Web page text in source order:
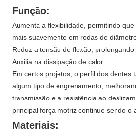
Função:
Aumenta a flexibilidade, permitindo
mais suavemente em rodas de
Reduz a tensão de flexão, prolongando
Auxilia na dissipação de calor.
Em certos projetos, o perfil dos dentes
algum tipo de engrenamento,
transmissão e a resistência ao
principal força motriz continue sendo o
Materiais: